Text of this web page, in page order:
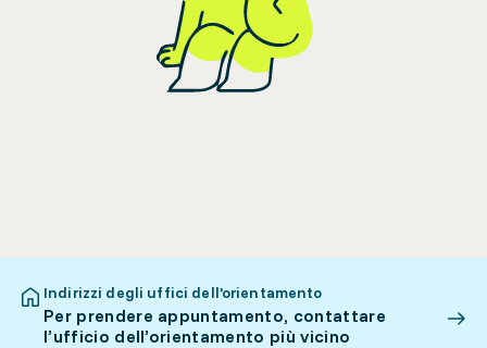
Indirizzi degli uffici dell’orientamento
Per prendere appuntamento, contattare
l’ufficio dell’orientamento più vicino